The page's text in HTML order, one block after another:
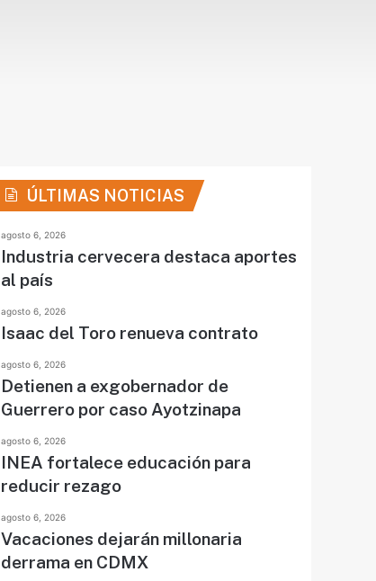
ÚLTIMAS NOTICIAS
agosto 6, 2026
Industria cervecera destaca aportes
al país
agosto 6, 2026
Isaac del Toro renueva contrato
agosto 6, 2026
Detienen a exgobernador de
Guerrero por caso Ayotzinapa
agosto 6, 2026
INEA fortalece educación para
reducir rezago
agosto 6, 2026
Vacaciones dejarán millonaria
derrama en CDMX